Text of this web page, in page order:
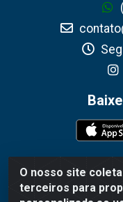
O nosso site
terceiros para
WR Embalagens
1360 - Grogotó -